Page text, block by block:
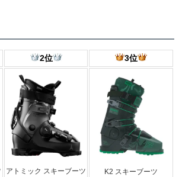
2位 3位
アトミック スキーブーツ
K2 スキーブーツ